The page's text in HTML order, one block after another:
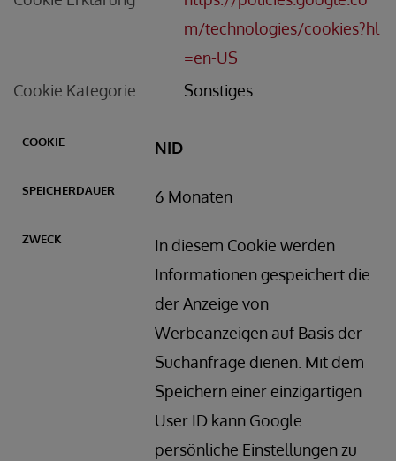
m/technologies/cookies?hl
=en-US
Cookie Kategorie
Sonstiges
NID
6 Monaten
In diesem Cookie werden
Informationen gespeichert die
der Anzeige von
Werbeanzeigen auf Basis der
Suchanfrage dienen. Mit dem
Speichern einer einzigartigen
User ID kann Google
persönliche Einstellungen zu